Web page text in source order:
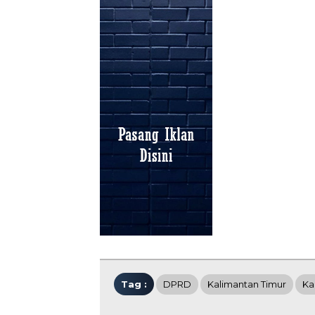
Tag : DPRD Kalimantan Timur